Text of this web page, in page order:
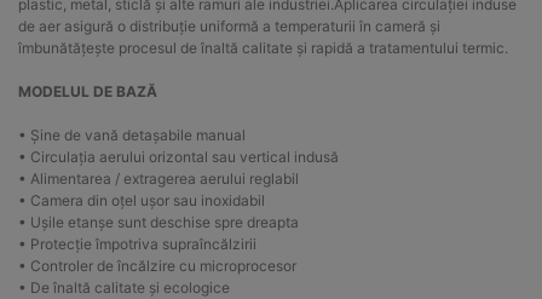
plastic, metal, sticlă și alte ramuri ale industriei.Aplicarea circulației induse
de aer asigură o distribuție uniformă a temperaturii în cameră și
îmbunătățește procesul de înaltă calitate și rapidă a tratamentului termic.
MODELUL DE BAZĂ
• Șine de vană detașabile manual
• Circulația aerului orizontal sau vertical indusă
• Alimentarea / extragerea aerului reglabil
• Camera din oțel ușor sau inoxidabil
• Ușile etanșe sunt deschise spre dreapta
• Protecție împotriva supraîncălzirii
• Controler de încălzire cu microprocesor
• De înaltă calitate și ecologice